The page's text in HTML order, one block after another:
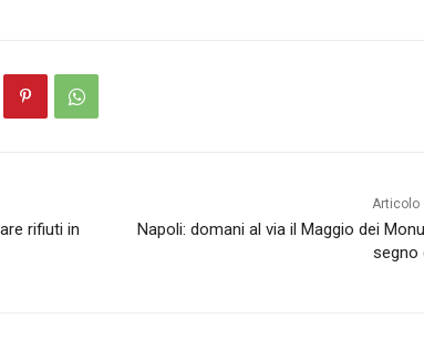
rifiuti in
Articolo
Napoli: domani al via il Maggio dei
segno